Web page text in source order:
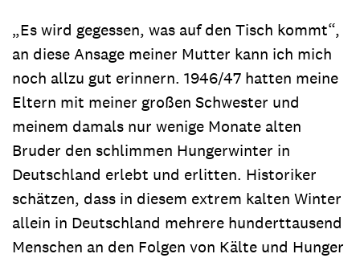
„Es wird gegessen, was auf den Tisch kommt“,
an diese Ansage meiner Mutter kann ich mich
noch allzu gut erinnern. 1946/47 hatten meine
Eltern mit meiner großen Schwester und
meinem damals nur wenige Monate alten
Bruder den schlimmen Hungerwinter in
Deutschland erlebt und erlitten. Historiker
schätzen, dass in diesem extrem kalten Winter
allein in Deutschland mehrere hunderttausend
Menschen an den Folgen von Kälte und Hunger